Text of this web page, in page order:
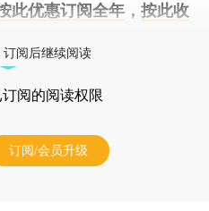
此优惠订阅全年， 按此收
订阅后继续阅读
阅的阅读权限
订阅/会员升级